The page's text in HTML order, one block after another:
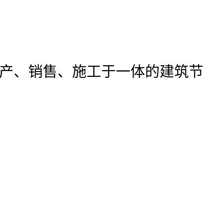
、销售、施工于一体的建筑节